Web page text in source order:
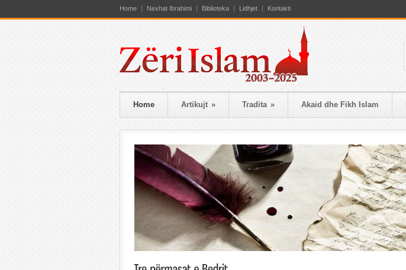
Home Nexhat Ibrahimi Biblioteka Lidhjet Kontakti
Home Artikujt » Tradita » Akaid dhe Fikh Islam